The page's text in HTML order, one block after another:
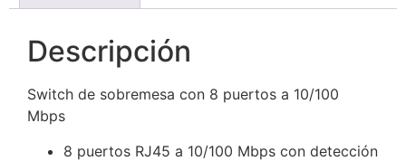
Descripción
Switch de sobremesa con 8 puertos a 10/100
Mbps
8 puertos RJ45 a 10/100 Mbps con detección